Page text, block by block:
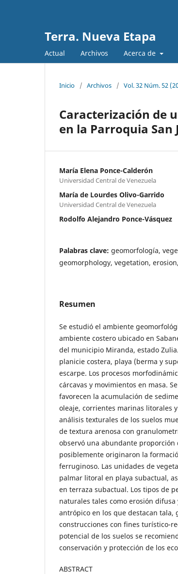
Terra. Nueva Etapa
Actual Archivos Acerca de
Inicio / Archivos / Vol. 32 Núm. 52
Caracterización de
en la Parroquia San
María Elena Ponce-Calderón
Universidad Central de Venezuela
María de Lourdes Olivo-Garrido
Universidad Central de Venezuela
Rodolfo Alejandro Ponce-Vásquez
Palabras clave: geomorfología,
geomorphology, vegetation,
Resumen
Se estudió el ambiente
ambiente costero ubicado en
del municipio Miranda, estado
planicie costera, playa (berma y
escarpe. Los procesos
cárcavas y movimientos en masa.
favorecen la acumulación de
oleaje, corrientes marinas litorales
análisis texturales de los suelos
de textura arenosa con
observó una abundante
posiblemente originaron la
ferruginoso. Las unidades de
palmar litoral en playa subactual,
en terraza subactual. Los tipos de
naturales tales como erosión
antrópico en los que destacan tala,
construcciones con fines turístico-
potencial de los suelos se
conservación y protección de los
ABSTRACT